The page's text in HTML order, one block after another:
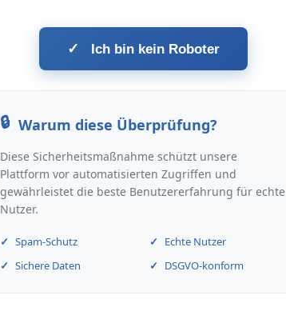
✓ Ich bin kein Roboter
Warum diese Überprüfung?
Diese Sicherheitsmaßnahme schützt unsere
Plattform vor automatisierten Zugriffen und
gewährleistet die beste Benutzererfahrung für echte
Nutzer.
Spam-Schutz
Echte Nutzer
Sichere Daten
DSGVO-konform